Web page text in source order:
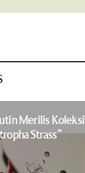
Merilis Koleksi
Strass”